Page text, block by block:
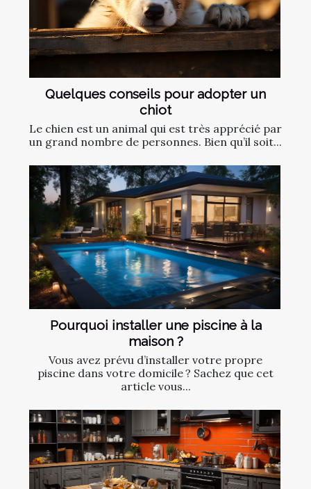
Quelques conseils pour adopter un
chiot
Le chien est un animal qui est très apprécié par
un grand nombre de personnes. Bien qu’il soit...
Pourquoi installer une piscine à la
maison ?
Vous avez prévu d’installer votre propre
piscine dans votre domicile ? Sachez que cet
article vous...